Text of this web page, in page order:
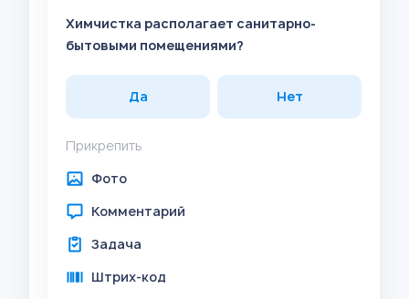
Химчистка располагает санитарно-
бытовыми помещениями?
Да Нет
Прикрепить
Фото
Комментарий
Задача
Штрих-код